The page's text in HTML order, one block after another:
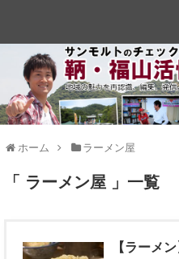
ホーム ラーメン屋
「 ラーメン屋 」一覧
【ラーメ